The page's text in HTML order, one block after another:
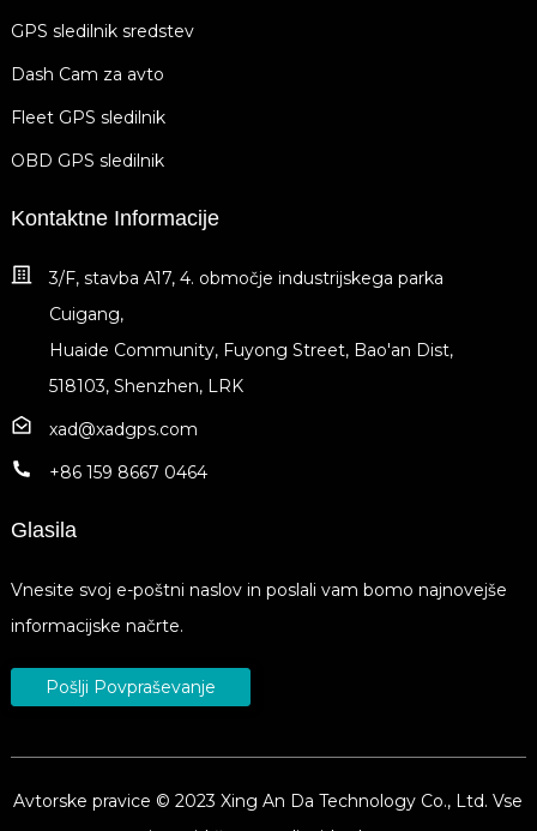
GPS sledilnik sredstev
Dash Cam za avto
Fleet GPS sledilnik
OBD GPS sledilnik
Kontaktne Informacije
3/F, stavba A17, 4. območje industrijskega parka
Cuigang,
Huaide Community, Fuyong Street, Bao'an Dist,
518103, Shenzhen, LRK
xad@xadgps.com
+86 159 8667 0464
Glasila
Vnesite svoj e-poštni naslov in poslali vam bomo najnovejše
informacijske načrte.
Pošlji Povpraševanje
Avtorske pravice © 2023 Xing An Da Technology Co., Ltd. Vse